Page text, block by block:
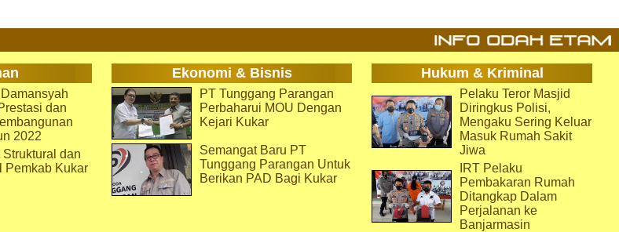
Ekonomi & Bisnis Hukum & Kriminal
dan
2022
dan
Pemkab Kukar
PT Tunggang Parangan
Perbaharui MOU Dengan
Kejari Kukar
Semangat Baru PT
Tunggang Parangan Untuk
Berikan PAD Bagi Kukar
Pelaku Teror Masjid
Diringkus Polisi,
Mengaku Sering Keluar
Masuk Rumah Sakit
Jiwa
IRT Pelaku
Pembakaran Rumah
Ditangkap Dalam
Perjalanan ke
Banjarmasin